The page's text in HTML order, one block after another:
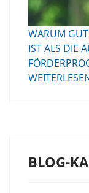
WARUM
IST ALS DIE
BLOG-